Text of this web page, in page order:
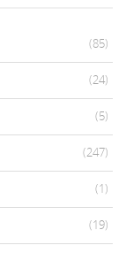
(85)
(24)
(5)
(247)
(1)
(19)